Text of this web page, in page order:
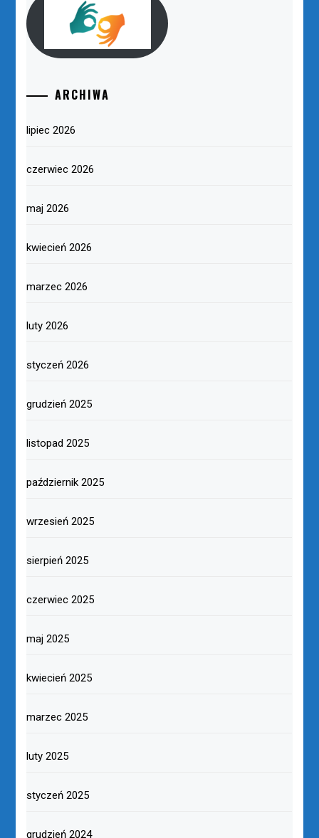
ARCHIWA
lipiec 2026
czerwiec 2026
maj 2026
kwiecień 2026
marzec 2026
luty 2026
styczeń 2026
grudzień 2025
listopad 2025
październik 2025
wrzesień 2025
sierpień 2025
czerwiec 2025
maj 2025
kwiecień 2025
marzec 2025
luty 2025
styczeń 2025
grudzień 2024